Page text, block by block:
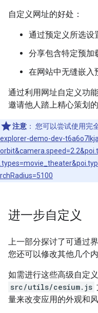
自定义网址的好处：
通过预定义所选设
分享包含特定预加
在网站中无缝嵌入
通过利用网址自定义功
邀请他人踏上精心策划的
注意 ： 您可以尝试使用完
explorer-demo-dev-
rchRadius=5100
进一步自定义
上一部分探讨了可通过
您还可以修改其他几个
如需进行这些高级自定
src/utils/cesium.js
量来改变应用的外观和